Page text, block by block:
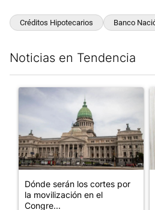
Créditos Hipotecarios Banco
Noticias en Tendencia
Un artículo de tendencia con el
Dónde serán los cortes por
la movilización en el
Congre...